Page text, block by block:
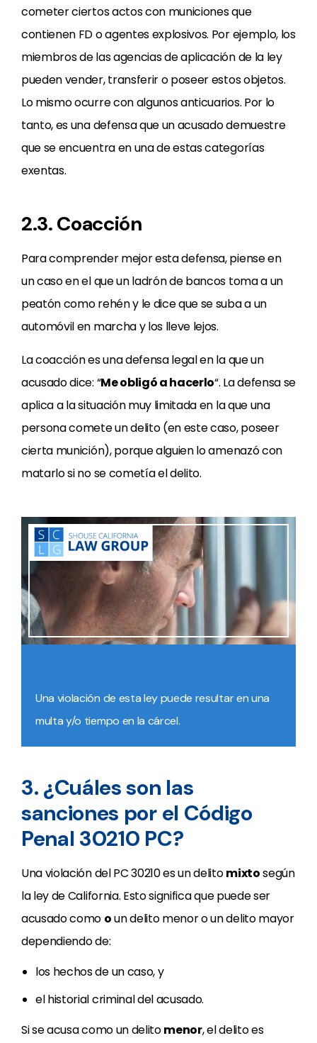
cometer ciertos actos con municiones que
contienen FD o agentes explosivos. Por ejemplo, los
miembros de las agencias de aplicación de la ley
pueden vender, transferir o poseer estos objetos.
Lo mismo ocurre con algunos anticuarios. Por lo
tanto, es una defensa que un acusado demuestre
que se encuentra en una de estas categorías
exentas.
2.3. Coacción
Para comprender mejor esta defensa, piense en
un caso en el que un ladrón de bancos toma a un
peatón como rehén y le dice que se suba a un
automóvil en marcha y los lleve lejos.
La coacción es una defensa legal en la que un
acusado dice: “Me obligó a hacerlo“. La defensa se
aplica a la situación muy limitada en la que una
persona comete un delito (en este caso, poseer
cierta munición), porque alguien lo amenazó con
matarlo si no se cometía el delito.
Una violación de esta ley puede resultar en una
multa y/o tiempo en la cárcel.
3. ¿Cuáles son las
sanciones por el Código
Penal 30210 PC?
Una violación del PC 30210 es un delitomixtosegún
la ley de California. Esto significa que puede ser
acusado como oun delito menor o un delito mayor
dependiendo de:
los hechos de un caso, y
el historial criminal del acusado.
Si se acusa como un delitomenor, el delito es